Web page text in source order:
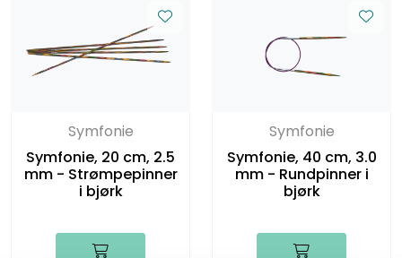
Symfonie
Symfonie, 20 cm, 2.5
mm - Strømpepinner
i bjørk
Symfonie
Symfonie, 40 cm, 3.0
mm - Rundpinner i
bjørk